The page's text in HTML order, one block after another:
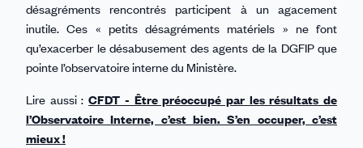
désagréments rencontrés participent à un agacement
inutile. Ces « petits désagréments matériels » ne font
qu’exacerber le désabusement des agents de la DGFIP que
pointe l’observatoire interne du Ministère.
Lire aussi :CFDT - Être préoccupé par les résultats de
l’Observatoire Interne, c’est bien. S’en occuper, c’est
mieux !